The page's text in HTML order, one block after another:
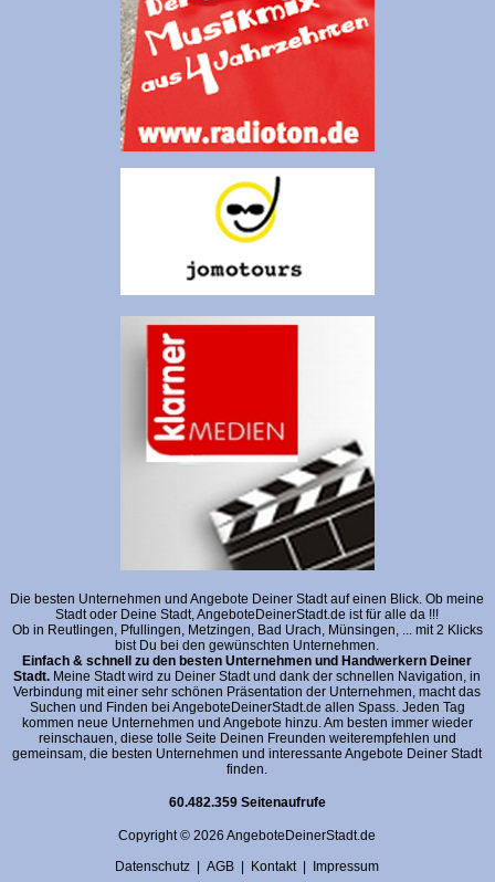
Die besten Unternehmen und Angebote Deiner Stadt auf einen Blick. Ob meine
Stadt oder Deine Stadt, AngeboteDeinerStadt.de ist für alle da !!!
Ob in Reutlingen, Pfullingen, Metzingen, Bad Urach, Münsingen, ... mit 2 Klicks
bist Du bei den gewünschten Unternehmen.
Einfach & schnell zu den besten Unternehmen und Handwerkern Deiner
Stadt. Meine Stadt wird zu Deiner Stadt und dank der schnellen Navigation, in
Verbindung mit einer sehr schönen Präsentation der Unternehmen, macht das
Suchen und Finden bei AngeboteDeinerStadt.de allen Spass. Jeden Tag
kommen neue Unternehmen und Angebote hinzu. Am besten immer wieder
reinschauen, diese tolle Seite Deinen Freunden weiterempfehlen und
gemeinsam, die besten Unternehmen und interessante Angebote Deiner Stadt
finden.
60.482.359 Seitenaufrufe
Copyright © 2026 AngeboteDeinerStadt.de
Datenschutz |AGB | Kontakt| Impressum